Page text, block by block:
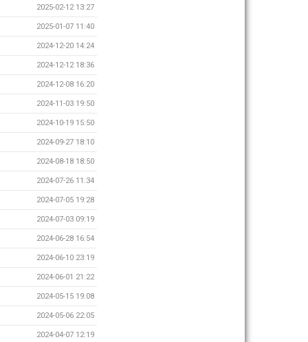
2025-02-12 13:27
2025-01-07 11:40
2024-12-20 14:24
2024-12-12 18:36
2024-12-08 16:20
2024-11-03 19:50
2024-10-19 15:50
2024-09-27 18:10
2024-08-18 18:50
2024-07-26 11:34
2024-07-05 19:28
2024-07-03 09:19
2024-06-28 16:54
2024-06-10 23:19
2024-06-01 21:22
2024-05-15 19:08
2024-05-06 22:05
2024-04-07 12:19